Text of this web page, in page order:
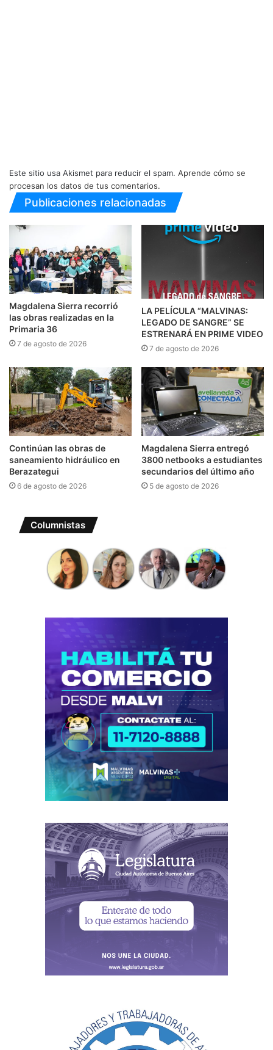
Este sitio usa Akismet para reducir el spam. Aprende cómo se
procesan los datos de tus comentarios.
Publicaciones relacionadas
Magdalena Sierra recorrió
las obras realizadas en la
Primaria 36
7 de agosto de 2026
LA PELÍCULA “MALVINAS:
LEGADO DE SANGRE” SE
ESTRENARÁ EN PRIME VIDEO
7 de agosto de 2026
Continúan las obras de
saneamiento hidráulico en
Berazategui
6 de agosto de 2026
Magdalena Sierra entregó
3800 netbooks a estudiantes
secundarios del último año
5 de agosto de 2026
Columnistas